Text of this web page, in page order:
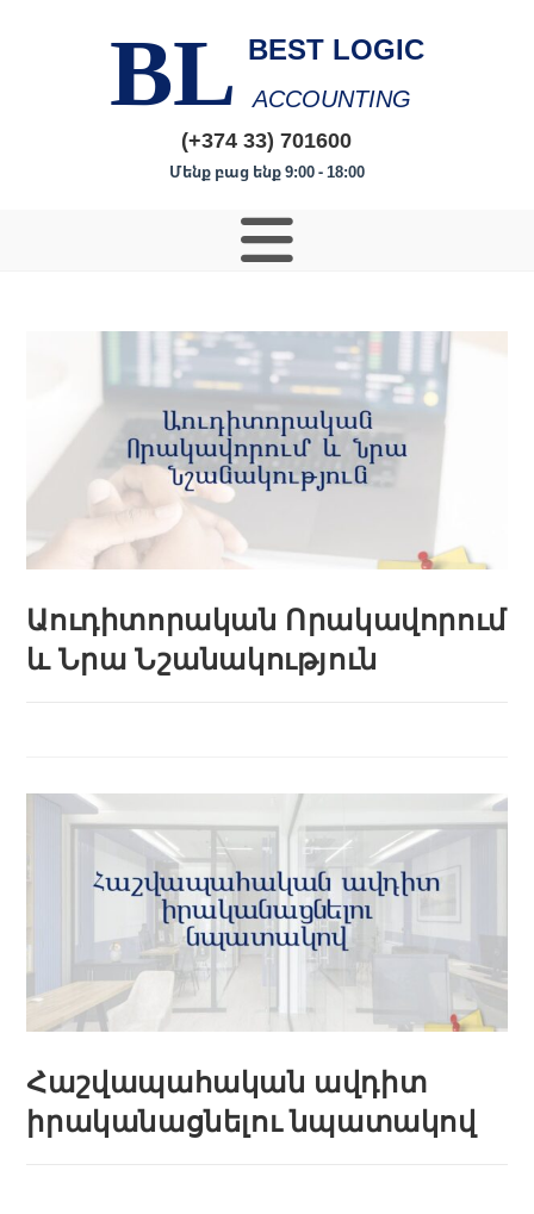
BL BEST LOGIC
ACCOUNTING
(+374 33) 701600
Մենք բաց ենք 9:00 - 18:00
Աուդիտորական Որակավորում
և Նրա Նշանակություն
Հաշվապահական ավդիտ
իրականացնելու նպատակով